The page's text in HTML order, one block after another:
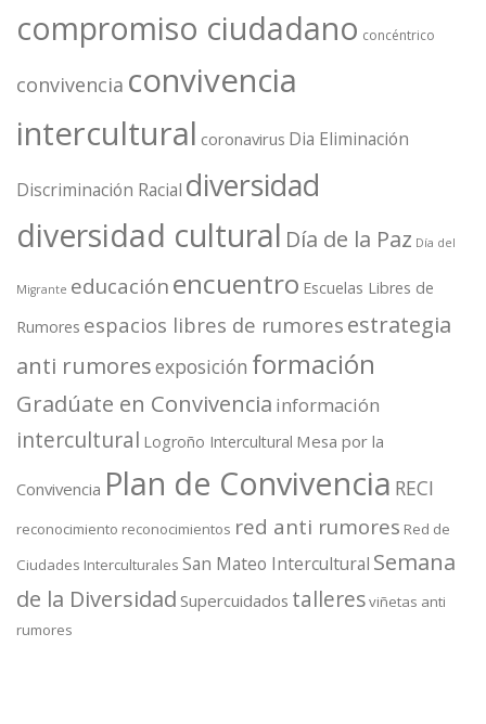
compromiso ciudadano concéntrico
convivencia convivencia
intercultural coronavirus Dia Eliminación
Discriminación Racial diversidad
diversidad cultural Día de la Paz Día del
Migrante educaciónencuentro Escuelas Libres de
Rumores espacios libres de rumores estrategia
anti rumoresexposición formación
Gradúate en Convivencia información
intercultural Logroño Intercultural Mesa por la
Convivencia Plan de Convivencia RECI
reconocimiento reconocimientos red anti rumores Red de
Ciudades Interculturales San Mateo Intercultural Semana
de la Diversidad Supercuidados talleresviñetas anti
rumores